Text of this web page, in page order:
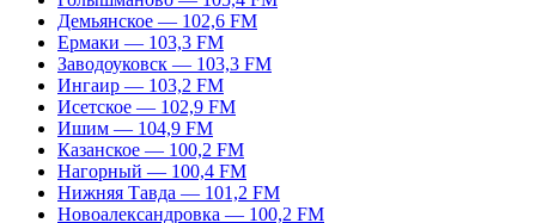
Демьянское — 102,6 FM
Ермаки — 103,3 FM
Заводоуковск — 103,3 FM
Ингаир — 103,2 FM
Исетское — 102,9 FM
Ишим — 104,9 FM
Казанское — 100,2 FM
Нагорный — 100,4 FM
Нижняя Тавда — 101,2 FM
Новоалександровка — 100,2 FM